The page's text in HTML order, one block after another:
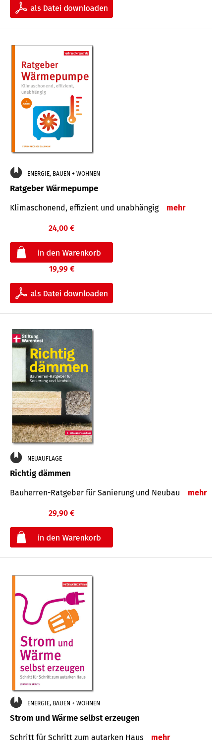
ENERGIE, BAUEN + WOHNEN
Ratgeber Wärmepumpe
Klimaschonend, effizient und unabhängig mehr
24,00 €
19,99 €
NEUAUFLAGE
Richtig dämmen
Bauherren-Ratgeber für Sanierung und Neubau mehr
29,90 €
ENERGIE, BAUEN + WOHNEN
Strom und Wärme selbst erzeugen
Schritt für Schritt zum autarken Haus mehr